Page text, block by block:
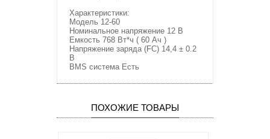
Характеристики:
Модель 12-60
Номинальное напряжение 12 В
Емкость 768 Вт*ч ( 60 Ач )
Напряжение заряда (FC) 14,4 ± 0.2
В
BMS система Есть
ПОХОЖИЕ ТОВАРЫ